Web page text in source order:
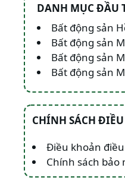
DANH MỤC ĐẦU
Bất động sản
Bất động sản
Bất động sản
Bất động sản
CHÍNH SÁCH
Điều khoản
Chính sách bảo